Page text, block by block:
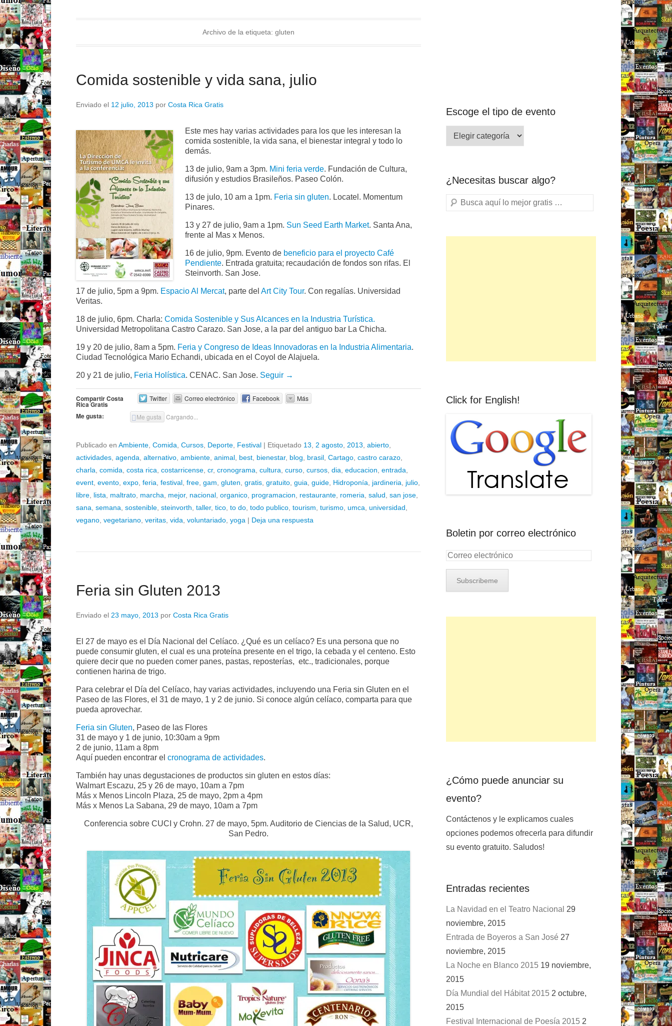
Archivo de la etiqueta: gluten
Comida sostenible y vida sana, julio
Enviado el 12 julio, 2013 por Costa Rica Gratis
Este mes hay varias actividades para los que les interesan la
comida sostenible, la vida sana, el bienestar integral y todo lo
demás.
13 de julio, 9am a 3pm. Mini feria verde. Fundación de Cultura,
difusión y estudios Brasileños. Paseo Colón.
13 de julo, 10 am a 1pm. Feria sin gluten. Locatel. Momentum
Pinares.
13 y 27 de julio, 9am a 1pm. Sun Seed Earth Market. Santa Ana,
frente al Mas x Menos.
16 de julio, 9pm. Evento de beneficio para el proyecto Café
Pendiente. Entrada gratuita; recaudación de fondos son rifas. El
Steinvorth. San Jose.
17 de julio, 5pm a 9pm. Espacio Al Mercat, parte del Art City Tour. Con regalías. Universidad
Veritas.
18 de julio, 6pm. Charla: Comida Sostenible y Sus Alcances en la Industria Turística.
Universidad Metropolitana Castro Carazo. San Jose, a la par del antiguo bar La Chicha.
19 y 20 de julio, 8am a 5pm. Feria y Congreso de Ideas Innovadoras en la Industria Alimentaria.
Ciudad Tecnológica Mario Echandi, ubicada en el Coyol de Alajuela.
20 y 21 de julio, Feria Holística. CENAC. San Jose. Seguir →
Compartir Costa
Rica Gratis
Twitter Correo electrónico Facebook Más
Me gusta: Me gusta Cargando...
Publicado en Ambiente Comida Cursos Deporte Festival | Etiquetado 13 2 agosto 2013 abierto
actividades agenda alternativo ambiente animal best bienestar, blog brasil Cartago castro carazo
charla comida costa rica costarricense cr, cronograma cultura curso cursos dia educacion entrada
event evento expo feria festival free gam gluten gratis gratuito guia guide Hidroponía jardineria julio
libre lista maltrato marcha mejor, nacional organico programacion restaurante romeria salud san jose
sana semana sostenible steinvorth taller, tico to do todo publico tourism turismo umca universidad
vegano vegetariano veritas vida voluntariado yoga | Deja una respuesta
Feria sin Gluten 2013
Enviado el 23 mayo, 2013 por Costa Rica Gratis
El 27 de mayo es el Día Nacional del Celíaco. ¿Qué es un celíaco? Es una persona que no
puede consumir gluten, el cual es una proteína presente en el trigo, la cebada y el centeno. Esto
quiere decir que no pueden comer panes, pastas, reposterías, etc., tradicionales, porque
contienen harina de trigo.
Para celebrar el Día del Celíaco, hay varias actividades, incluyendo una Feria sin Gluten en el
Paseo de las Flores, el 31 de mayo, 1 y 2 de junio. Si conoce algún celíaco, comparta para que
pueda aprovechar.
Feria sin Gluten, Paseo de las Flores
31 de mayo y 1 de junio, 10:30am a 9pm
2 de junio, 11am a 8pm
Aquí pueden encontrar el cronograma de actividades.
También hay unas degustaciones de productos sin gluten en estos días:
Walmart Escazu, 25 y 26 de mayo, 10am a 7pm
Más x Menos Lincoln Plaza, 25 de mayo, 2pm a 4pm
Más x Menos La Sabana, 29 de mayo, 10am a 7pm
Conferencia sobre CUCI y Crohn. 27 de mayo, 5pm. Auditorio de Ciencias de la Salud, UCR,
San Pedro.
Escoge el tipo de evento
¿Necesitas buscar algo?
Buscar
Click for English!
Boletin por correo electrónico
¿Cómo puede anunciar su
evento?
Contáctenos y le explicamos cuales
opciones podemos ofrecerla para difundir
su evento gratuito. Saludos!
Entradas recientes
La Navidad en el Teatro Nacional 29
noviembre, 2015
Entrada de Boyeros a San José 27
noviembre, 2015
La Noche en Blanco 2015 19 noviembre,
2015
Día Mundial del Hábitat 2015 2 octubre,
2015
Festival Internacional de Poesía 2015 2